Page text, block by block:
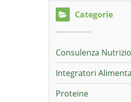
Categorie
Consulenza
Integratori
Proteine